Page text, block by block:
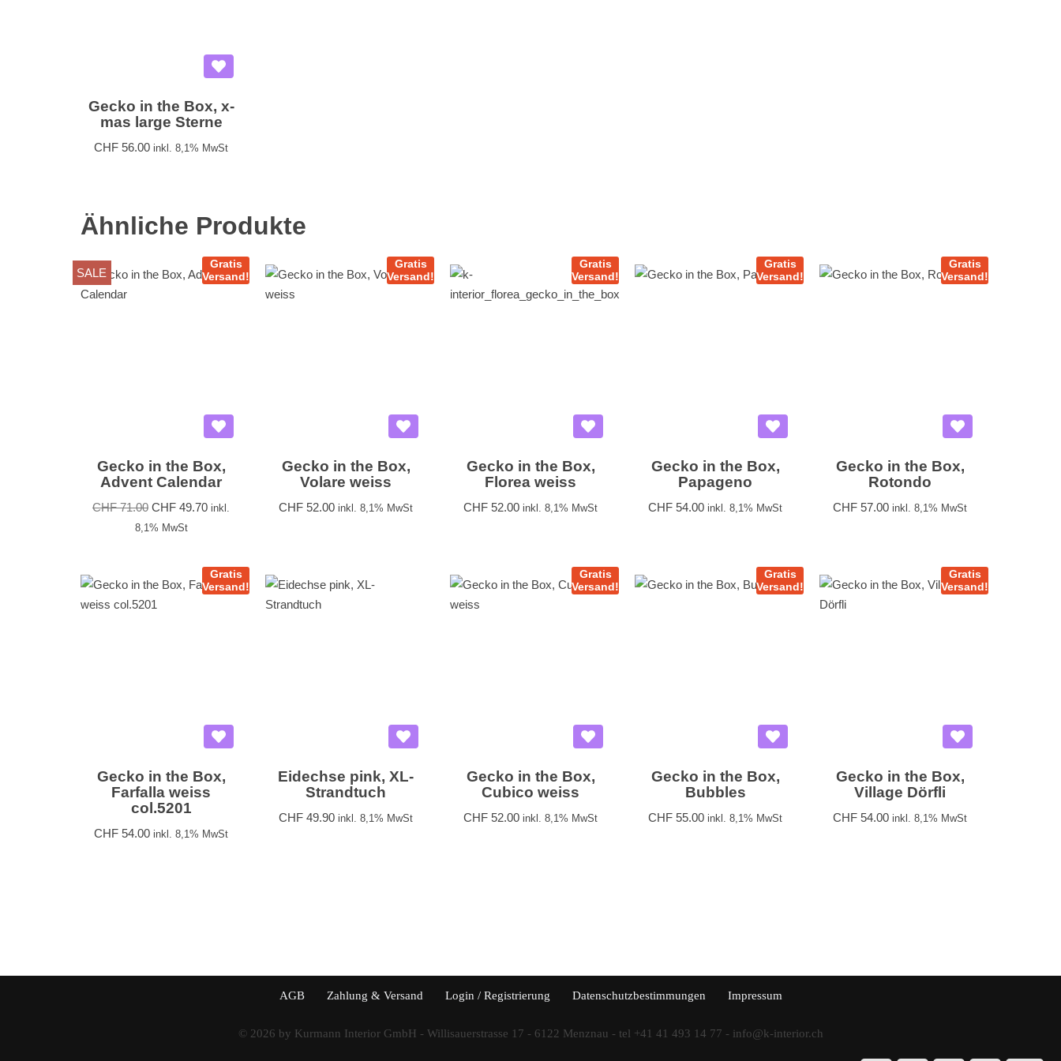
Gecko in the Box, x-
mas large Sterne
CHF 56.00 inkl. 8,1% MwSt
Ähnliche Produkte
SALE
Gratis
Versand!
Gecko in the Box,
Advent Calendar
CHF71.00 CHF 49.70 inkl.
8,1% MwSt
Gratis
Versand!
Gecko in the Box,
Volare weiss
CHF 52.00 inkl. 8,1% MwSt
Gratis
Versand!
Gecko in the Box,
Florea weiss
CHF 52.00 inkl. 8,1% MwSt
Gratis
Versand!
Gecko in the Box,
Papageno
CHF 54.00 inkl. 8,1% MwSt
Gratis
Versand!
Gecko in the Box,
Rotondo
CHF 57.00 inkl. 8,1% MwSt
Gratis
Versand!
Gecko in the Box,
Farfalla weiss
col.5201
CHF 54.00 inkl. 8,1% MwSt
Eidechse pink, XL-
Strandtuch
CHF 49.90 inkl. 8,1% MwSt
Gratis
Versand!
Gecko in the Box,
Cubico weiss
CHF 52.00 inkl. 8,1% MwSt
Gratis
Versand!
Gecko in the Box,
Bubbles
CHF 55.00 inkl. 8,1% MwSt
Gratis
Versand!
Gecko in the Box,
Village Dörfli
CHF 54.00 inkl. 8,1% MwSt
AGB Zahlung & Versand Login / Registrierung Datenschutzbestimmungen Impressum
© 2026 by Kurmann Interior GmbH - Willisauerstrasse 17 - 6122 Menznau - tel +41 41 493 14 77 - info@k-interior.ch